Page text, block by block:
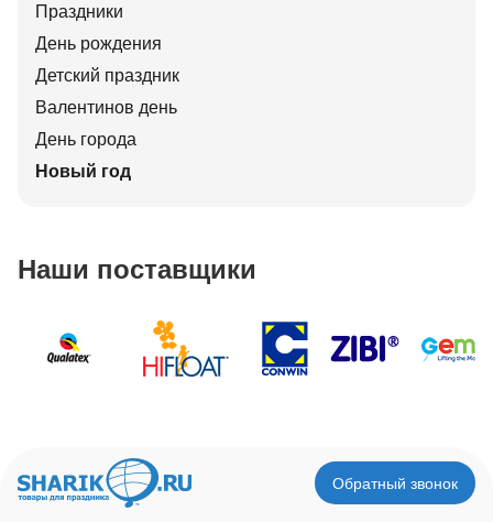
Праздники
День рождения
Детский праздник
Валентинов день
День города
Новый год
Наши поставщики
Обратный звонок